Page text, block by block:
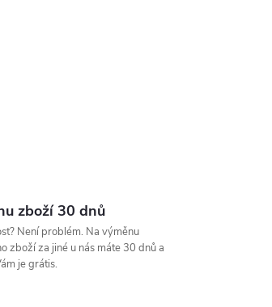
zboží 30 dnů
Není problém. Na výměnu
zboží za jiné u nás máte 30 dnů a
je grátis.